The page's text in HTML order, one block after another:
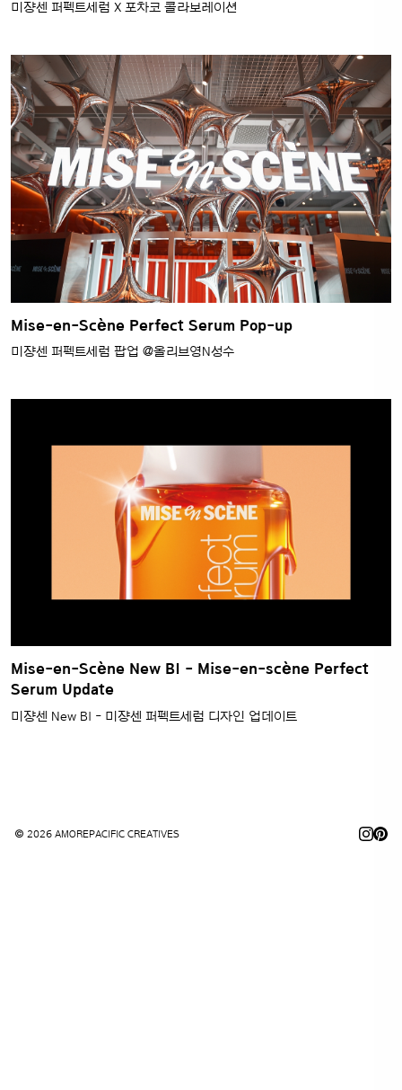
미쟝센 퍼펙트세럼 X 포차코 콜라보레이션
Mise-en-Scène Perfect Serum Pop-up
미쟝센 퍼펙트세럼 팝업 @올리브영N성수
Mise-en-Scène New BI - Mise-en-scène Perfect
Serum Update
미쟝센 New BI - 미쟝센 퍼펙트세럼 디자인 업데이트
© 2026 AMOREPACIFIC CREATIVES